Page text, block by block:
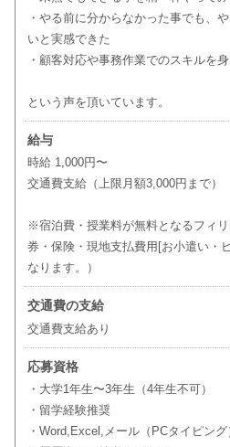
・やる前に分からなかった事でも、
いと実感できた
・顧客対応や事務作業でのスキルを
という声を頂いています。
給与
時給 1,000円〜
交通費支給（上限月額3,000円まで）
※宿泊費・授業料が無料となるフィ
券・保険・現地支払費用[お小遣い・
なります。）
交通費の支給
交通費支給あり
応募資格
・大学1年生〜3年生（4年生不可）
・留学経験推奨
・Word,Excel,メール（PCタイピン